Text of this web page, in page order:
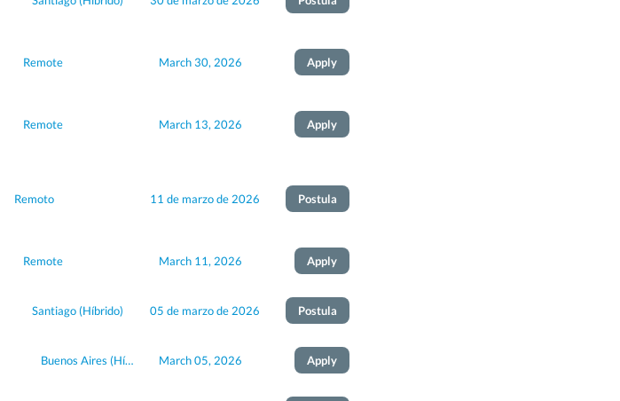
Remote March 30, 2026 Apply
Remote March 13, 2026 Apply
Remoto 11 de marzo de 2026 Postula
Remote March 11, 2026 Apply
Santiago(Híbrido) 05 de marzo de 2026 Postula
Buenos Aires (Híbrido) March 05, 2026 Apply